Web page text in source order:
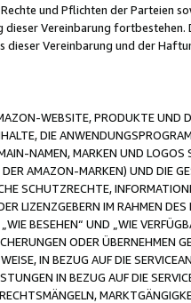
und Pflichten der Parteien
dieser Vereinbarung
dieser Vereinbarung und der
WEBSITE, PRODUKTE UND
DIE
NAMEN, MARKEN UND
AMAZON-MARKEN) UND DIE
SCHUTZRECHTE,
LIZENZGEBERN IM RAHMEN
BESEHEN“ UND „WIE
ODER ÜBERNEHMEN
IN BEZUG AUF DIE
IN BEZUG AUF DIE